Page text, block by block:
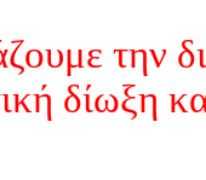
την
δίωξη